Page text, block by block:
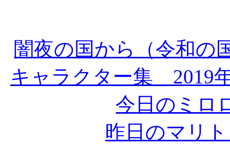
闇夜の国から（令和の
キャラクター集 2019
今日のミロ
昨日のマリ